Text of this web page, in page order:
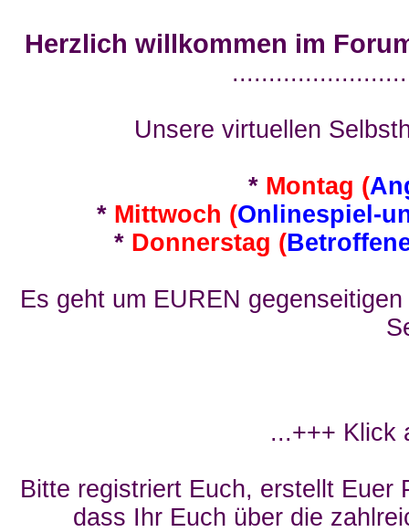
Herzlich willkommen im
Unsere virtuellen
* Montag (
* Mittwoch (Onlinespiel-
* Donnerstag (
Es geht um EUREN
...+++ Klick
Bitte registriert Euch, erstellt Euer
dass Ihr Euch über die